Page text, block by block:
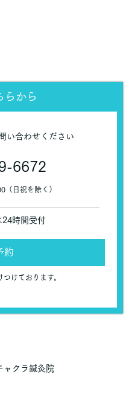
らから
い合わせください
6672
（日祝を除く）
24時間受付
約
けております。
ャクラ鍼灸院